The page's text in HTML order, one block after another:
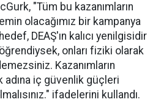
"Tüm bu kazanımların
olacağımız bir kampanya
DEAŞ'ın kalıcı yenilgisidir
onları fiziki olarak
Kazanımların
adına iç güvenlik güçleri
ifadelerini kullandı.